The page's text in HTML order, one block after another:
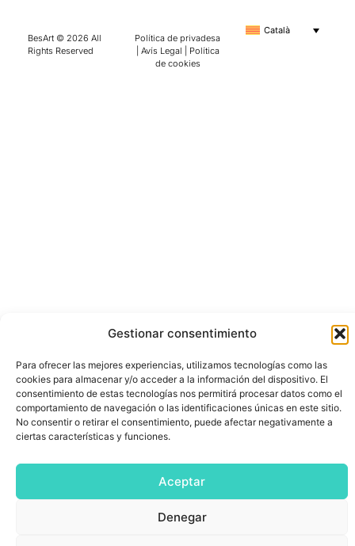
Gestionar consentimiento
Para ofrecer las mejores experiencias, utilizamos tecnologías como las
cookies para almacenar y/o acceder a la información del dispositivo. El
consentimiento de estas tecnologías nos permitirá procesar datos como el
comportamiento de navegación o las identificaciones únicas en este sitio.
No consentir o retirar el consentimiento, puede afectar negativamente a
ciertas características y funciones.
Aceptar
Denegar
BesArt © 2026 All
Rights Reserved
Política de privadesa
Avís Legal
Política
de cookies
Català